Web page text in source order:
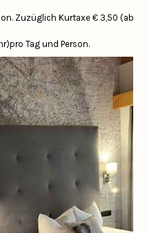
Zuzüglich Kurtaxe € 3,50 (ab
Tag und Person.